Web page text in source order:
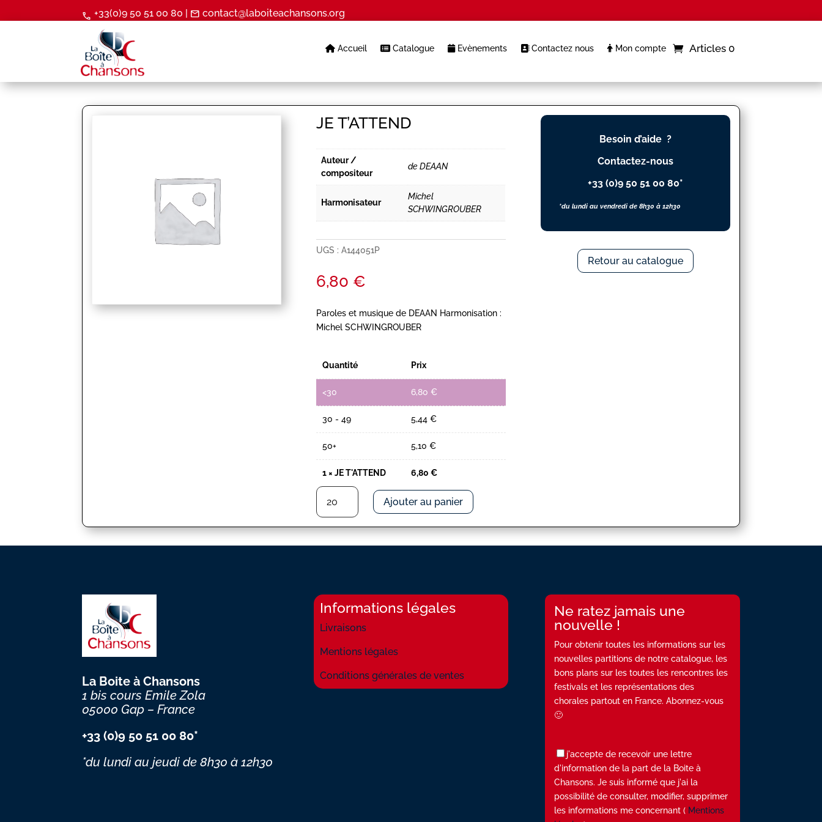
call +33(0)9 50 51 00 80 | mail contact@laboiteachansons.org
Accueil Catalogue Evènements Contactez nous Mon compte Articles 0
JE T’ATTEND
Auteur /
compositeur
de DEAAN
Harmonisateur
Michel
SCHWINGROUBER
UGS :A144051P
6,80 €
Paroles et musique de DEAAN Harmonisation :
Michel SCHWINGROUBER
Quantité Prix
<30 6,80 €
30 - 49 5,44 €
50+ 5,10 €
1 ×JE T'ATTEND 6,80 €
quantité
JE
T'ATTEND
Ajouter au panier
Besoin d’aide ?
Contactez-nous
+33 (0)9 50 51 00 80*
*du lundi au vendredi de 8h30 à 12h30
Retour au catalogue
La Boite à Chansons
1 bis cours Emile Zola
05000 Gap – France
+33 (0)9 50 51 00 80*
*du lundi au jeudide 8h30 à 12h30
Informations légales
Livraisons
Mentions légales
Conditions générales de ventes
Ne ratez jamais une
nouvelle !
Pour obtenir toutes les informations sur les
nouvelles partitions de notre catalogue, les
bons plans sur les toutes les rencontres les
festivals et les représentations des
chorales partout en France. Abonnez-vous
🙂
j'accepte de recevoir une lettre
d'information de la part de la Boite à
Chansons. Je suis informé que j'ai la
possibilité de consulter, modifier, supprimer
les informations me concernant ( Mentions